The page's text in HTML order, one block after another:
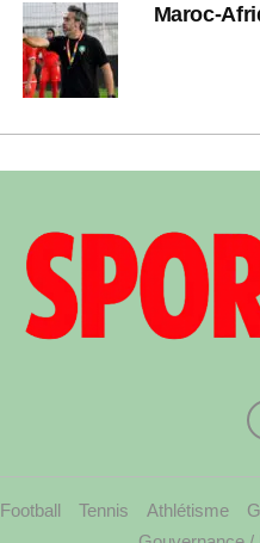
Maroc-
Football Tennis Athlétisme